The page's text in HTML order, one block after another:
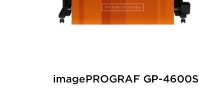
imagePROGRAF GP-4600S